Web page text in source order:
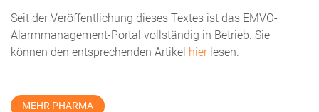
Seit der Veröffentlichung dieses Textes ist das EMVO-
Alarmmanagement-Portal vollständig in Betrieb. Sie
können den entsprechenden Artikel hierlesen.
MEHR PHARMA